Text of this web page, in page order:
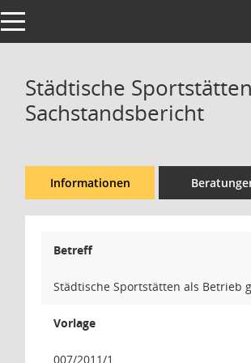
Toggle navigation
Städtische
Sachstandsbericht
Informationen
Betreff
Städtische Sportstätten als Betrieb
Vorlage
007/2011/1